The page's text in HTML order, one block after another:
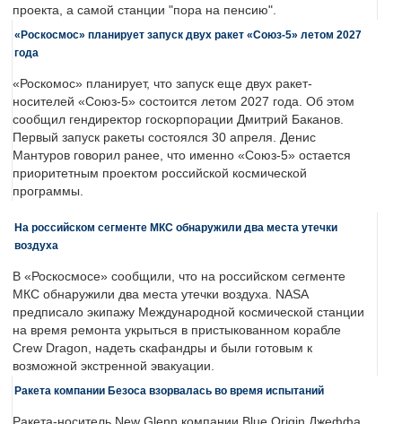
проекта, а самой станции "пора на пенсию".
«Роскосмос» планирует запуск двух ракет «Союз-5» летом 2027
года
«Роскомос» планирует, что запуск еще двух ракет-
носителей «Союз-5» состоится летом 2027 года. Об этом
сообщил гендиректор госкорпорации Дмитрий Баканов.
Первый запуск ракеты состоялся 30 апреля. Денис
Мантуров говорил ранее, что именно «Союз-5» остается
приоритетным проектом российской космической
программы.
На российском сегменте МКС обнаружили два места утечки
воздуха
В «Роскосмосе» сообщили, что на российском сегменте
МКС обнаружили два места утечки воздуха. NASA
предписало экипажу Международной космической станции
на время ремонта укрыться в пристыкованном корабле
Crew Dragon, надеть скафандры и были готовым к
возможной экстренной эвакуации.
Ракета компании Безоса взорвалась во время испытаний